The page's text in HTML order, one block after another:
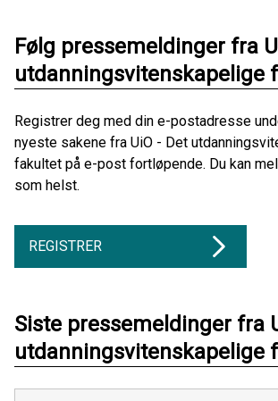
Følg pressemeldinger fra
utdanningsvitenskapelige
Registrer deg med din e-postadresse
nyeste sakene fra UiO - Det
fakultet på e-post fortløpende. Du kan
som helst.
REGISTRER
Siste pressemeldinger fra
utdanningsvitenskapelige